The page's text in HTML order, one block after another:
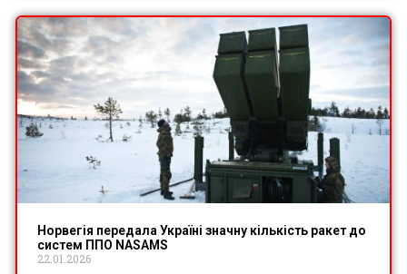
Норвегія передала Україні значну кількість ракет до
систем ППО NASAMS
22.01.2026